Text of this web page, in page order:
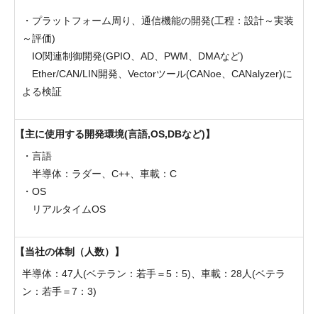
・プラットフォーム周り、通信機能の開発(工程：設計～実装
～評価)
IO関連制御開発(GPIO、AD、PWM、DMAなど)
Ether/CAN/LIN開発、Vectorツール(CANoe、CANalyzer)に
よる検証
主に使用する開発環境(言語,OS,DBなど)
・言語
半導体：ラダー、C++、車載：C
・OS
リアルタイムOS
当社の体制（人数）
半導体：47人(ベテラン：若手＝5：5)、車載：28人(ベテラ
ン：若手＝7：3)